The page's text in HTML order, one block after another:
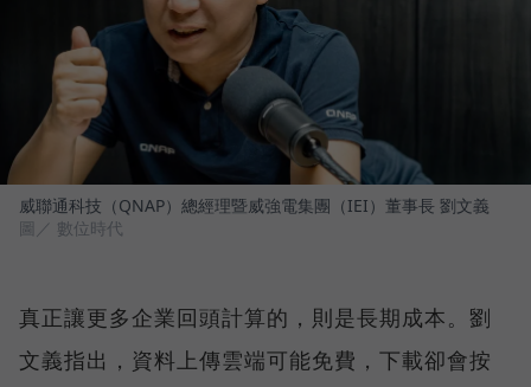
威聯通科技（QNAP）總經理暨威強電集團（IEI）董事長 劉文義
圖／ 數位時代
真正讓更多企業回頭計算的，則是長期成本。劉
文義指出，資料上傳雲端可能免費，下載卻會按